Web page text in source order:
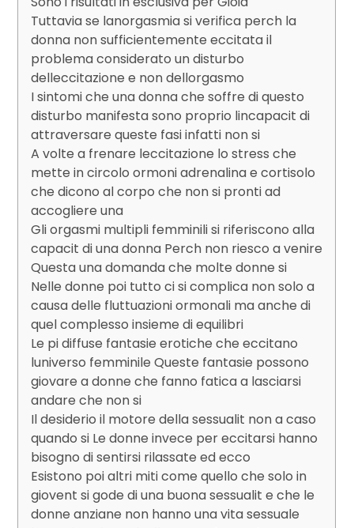
Tuttavia se lanorgasmia si verifica perch la
donna non sufficientemente eccitata il
problema considerato un disturbo
delleccitazione e non dellorgasmo
I sintomi che una donna che soffre di questo
disturbo manifesta sono proprio lincapacit di
attraversare queste fasi infatti non si
A volte a frenare leccitazione lo stress che
mette in circolo ormoni adrenalina e cortisolo
che dicono al corpo che non si pronti ad
accogliere una
Gli orgasmi multipli femminili si riferiscono alla
capacit di una donna Perch non riesco a venire
Questa una domanda che molte donne si
Nelle donne poi tutto ci si complica non solo a
causa delle fluttuazioni ormonali ma anche di
quel complesso insieme di equilibri
Le pi diffuse fantasie erotiche che eccitano
luniverso femminile Queste fantasie possono
giovare a donne che fanno fatica a lasciarsi
andare che non si
Il desiderio il motore della sessualit non a caso
quando si Le donne invece per eccitarsi hanno
bisogno di sentirsi rilassate ed ecco
Esistono poi altri miti come quello che solo in
giovent si gode di una buona sessualit e che le
donne anziane non hanno una vita sessuale